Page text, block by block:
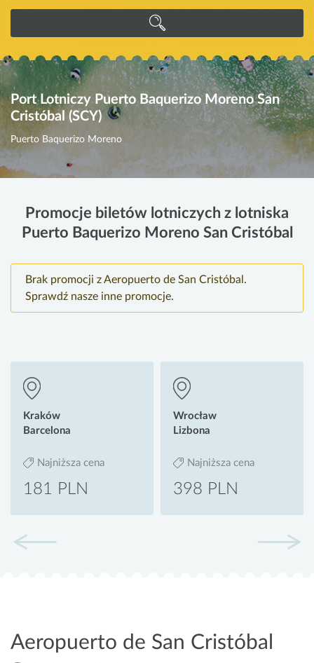
Port Lotniczy Puerto Baquerizo Moreno San
Cristóbal (SCY)
Puerto Baquerizo Moreno
Promocje biletów lotniczych z lotniska
Puerto Baquerizo Moreno San Cristóbal
Brak promocji z Aeropuerto de San Cristóbal.
Sprawdź nasze inne promocje.
Kraków
Barcelona
Najniższa cena
181 PLN
Wrocław
Lizbona
Najniższa cena
398 PLN
Aeropuerto de San Cristóbal